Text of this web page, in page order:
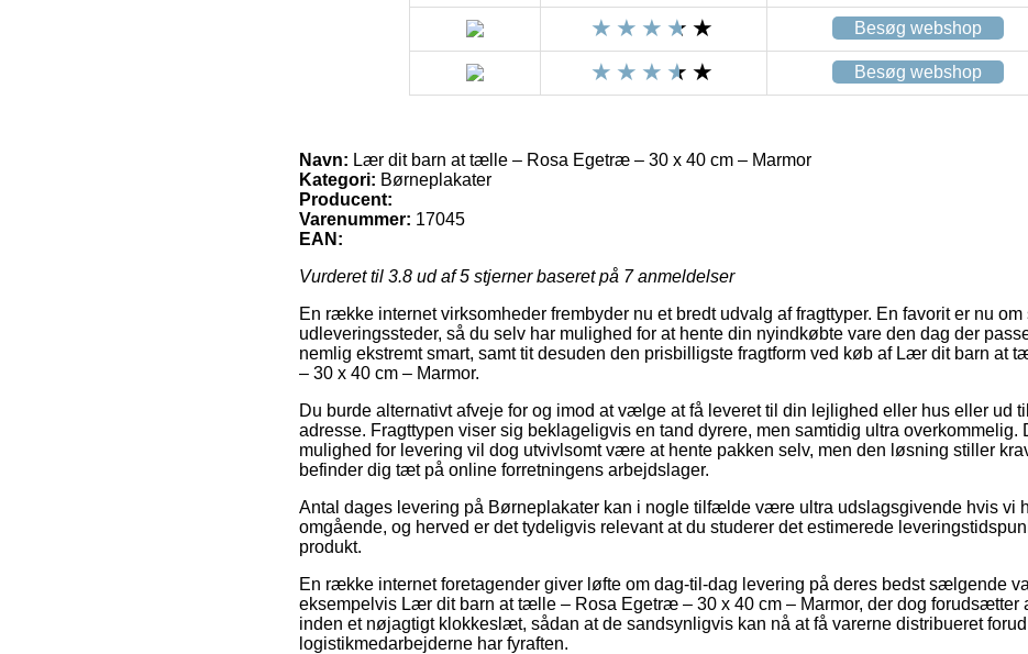
Besøg webshop
Besøg webshop
Navn: Lær dit barn at tælle – Rosa Egetræ – 30 x 40 cm – Marmor
Kategori: Børneplakater
Producent:
Varenummer: 17045
EAN:
Vurderet til 3.8 ud af 5 stjerner baseret på 7anmeldelser
En række internet virksomheder frembyder nu et bredt udvalg af fragttyper. En favorit er nu om
udleveringssteder, så du selv har mulighed for at hente din nyindkøbte vare den dag der
nemlig ekstremt smart, samt tit desuden den prisbilligste fragtform ved køb af Lær dit barn at
– 30 x 40 cm – Marmor.
Du burde alternativt afveje for og imod at vælge at få leveret til din lejlighed eller hus eller ud
adresse. Fragttypen viser sig beklageligvis en tand dyrere, men samtidig ultra overkommelig.
mulighed for levering vil dog utvivlsomt være at hente pakken selv, men den løsning stiller
befinder dig tæt på online forretningens arbejdslager.
Antal dages levering på Børneplakater kan i nogle tilfælde være ultra udslagsgivende hvis vi
omgående, og herved er det tydeligvis relevant at du studerer det estimerede
produkt.
En række internet foretagender giver løfte om dag-til-dag levering på deres bedst sælgende
eksempelvis Lær dit barn at tælle – Rosa Egetræ – 30 x 40 cm – Marmor, der dog forudsætter
inden et nøjagtigt klokkeslæt, sådan at de sandsynligvis kan nå at få varerne distribueret
logistikmedarbejderne har fyraften.